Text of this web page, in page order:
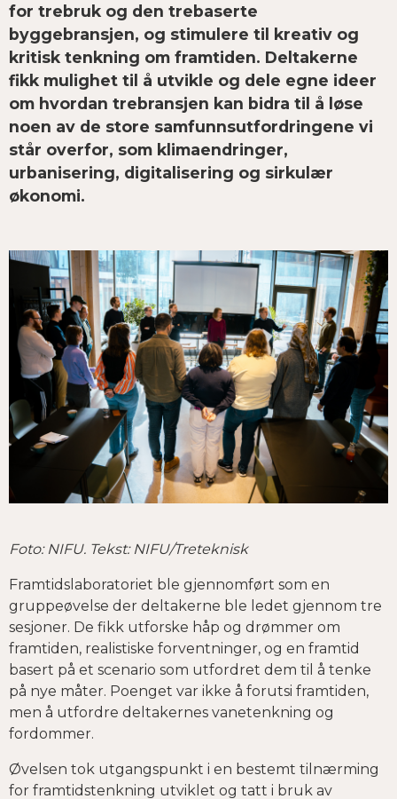
for trebruk og den trebaserte
byggebransjen, og stimulere til kreativ og
kritisk tenkning om framtiden. Deltakerne
fikk mulighet til å utvikle og dele egne ideer
om hvordan trebransjen kan bidra til å løse
noen av de store samfunnsutfordringene vi
står overfor, som klimaendringer,
urbanisering, digitalisering og sirkulær
økonomi.
Foto: NIFU. Tekst: NIFU/Treteknisk
Framtidslaboratoriet ble gjennomført som en
gruppeøvelse der deltakerne ble ledet gjennom tre
sesjoner. De fikk utforske håp og drømmer om
framtiden, realistiske forventninger, og en framtid
basert på et scenario som utfordret dem til å tenke
på nye måter. Poenget var ikke å forutsi framtiden,
men å utfordre deltakernes vanetenkning og
fordommer.
Øvelsen tok utgangspunkt i en bestemt tilnærming
for framtidstenkning utviklet og tatt i bruk av